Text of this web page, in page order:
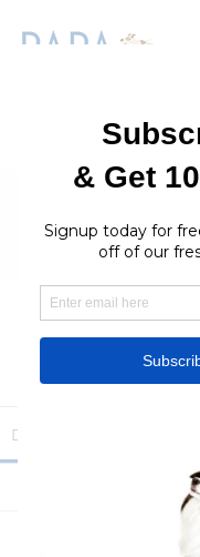
Groups
RaraPetcare
Public · 396 members
Join
Discussion
Геннадий